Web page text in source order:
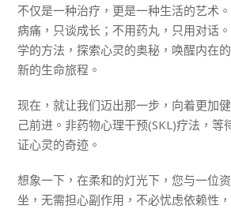
不仅是一种治疗，更是一种生活的艺术
病痛，只谈成长；不用药丸，只用对话
学的方法，探索心灵的奥秘，唤醒内在
新的生命旅程。
现在，就让我们迈出那一步，向着更加
己前进。非药物心理干预(SKL)疗法，等
证心灵的奇迹。
想象一下，在柔和的灯光下，您与一位
坐，无需担心副作用，不必忧虑依赖性